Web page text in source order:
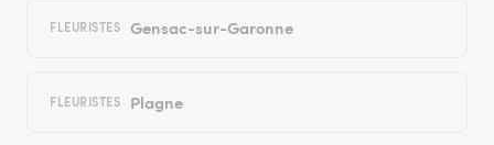
FLEURISTES Gensac-sur-Garonne
FLEURISTES Plagne